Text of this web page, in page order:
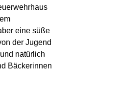
eine süße
der Jugend
natürlich
Bäckerinnen